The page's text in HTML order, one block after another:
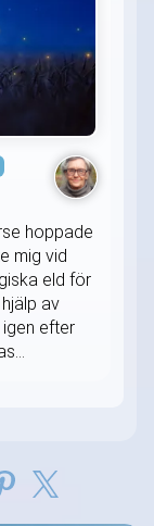
hoppade
mig vid
eld för
av
efter